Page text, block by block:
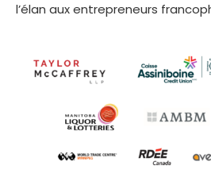
l’élan aux entrepreneurs